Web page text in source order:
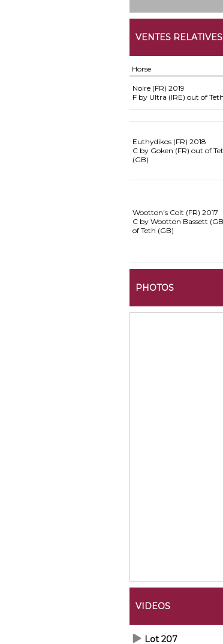
VENTES
Horse
Noire (FR) 2019
F by Ultra (IRE) out of
Euthydikos (FR) 2018
C by Goken (FR) out of
(GB)
Wootton's Colt (FR) 2017
C by Wootton Bassett
of Teth (GB)
PHOTOS
VIDEOS
Lot 207